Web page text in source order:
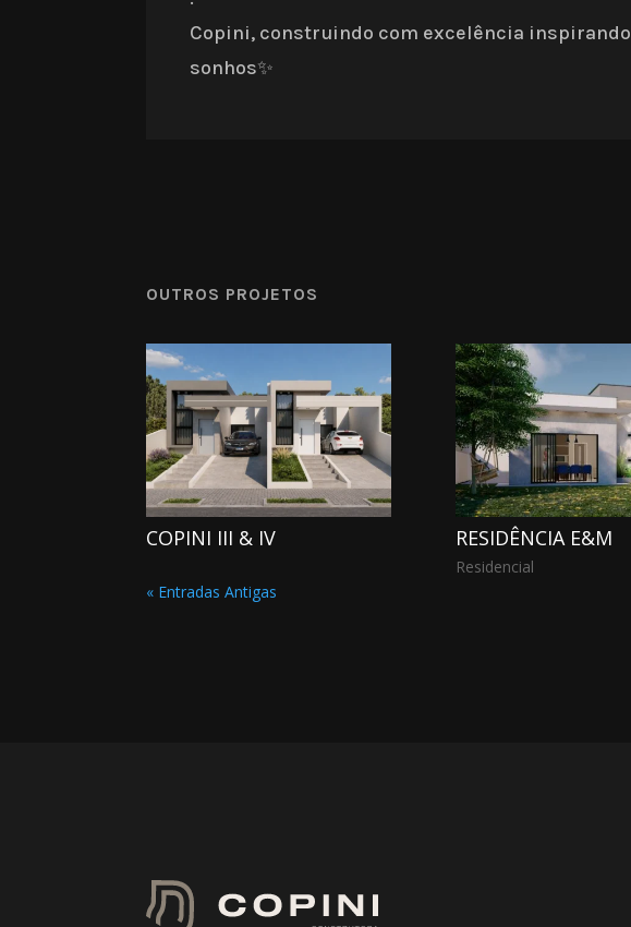
Copini, construindo com excelência inspirando
sonhos✨
OUTROS PROJETOS
COPINI III & IV RESIDÊNCIA E&M
Residencial
« Entradas Antigas